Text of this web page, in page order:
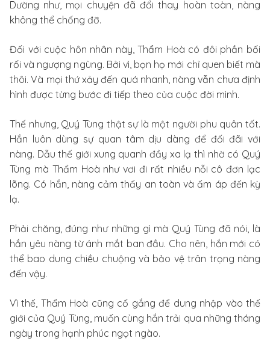
Dường như, mọi chuyện đã đổi thay hoàn toàn, nàng
không thể chống đỡ.
Đối với cuộc hôn nhân này, Thẩm Hoà có đôi phần bối
rối và ngượng ngùng. Bởi vì, bọn họ mới chỉ quen biết mà
thôi. Và mọi thứ xảy đến quá nhanh, nàng vẫn chưa định
hình được từng bước đi tiếp theo của cuộc đời mình.
Thế nhưng, Quý Tùng thật sự là một người phu quân tốt.
Hắn luôn dùng sự quan tâm dịu dàng để đối đãi với
nàng. Dẫu thế giới xung quanh đầy xa lạ thì nhờ có Quý
Tùng mà Thẩm Hoà như vơi đi rất nhiều nỗi cô đơn lạc
lõng. Có hắn, nàng cảm thấy an toàn và ấm áp đến kỳ
lạ.
Phải chăng, đúng như những gì mà Quý Tùng đã nói, là
hắn yêu nàng từ ánh mắt ban đầu. Cho nên, hắn mới có
thể bao dung chiều chuộng và bảo vệ trân trọng nàng
đến vậy.
Vì thế, Thẩm Hoà cũng cố gắng để dung nhập vào thế
giới của Quý Tùng, muốn cùng hắn trải qua những tháng
ngày trong hạnh phúc ngọt ngào.